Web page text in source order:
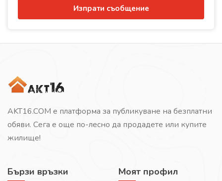
Изпрати съобщение
AKT16.COM е платформа за публикуване на безплатни
обяви. Сега е още по-лесно да продадете или купите
жилище!
Бързи връзки Моят профил